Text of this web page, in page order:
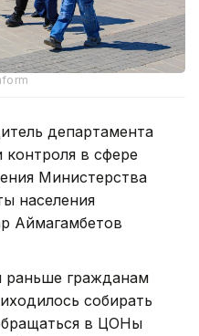
департамента
контроля в сфере
Министерства
населения
Аймагамбетов
раньше гражданам
собирать
в ЦОНы